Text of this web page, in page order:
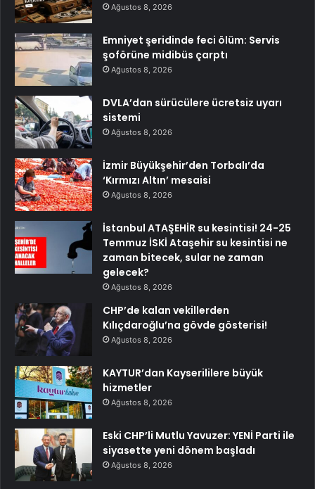
Ağustos 8, 2026
Emniyet şeridinde feci ölüm: Servis
şoförüne midibüs çarptı
Ağustos 8, 2026
DVLA’dan sürücülere ücretsiz uyarı
sistemi
Ağustos 8, 2026
İzmir Büyükşehir’den Torbalı’da
‘Kırmızı Altın’ mesaisi
Ağustos 8, 2026
İstanbul ATAŞEHİR su kesintisi! 24-25
Temmuz İSKİ Ataşehir su kesintisi ne
zaman bitecek, sular ne zaman
gelecek?
Ağustos 8, 2026
CHP’de kalan vekillerden
Kılıçdaroğlu’na gövde gösterisi!
Ağustos 8, 2026
KAYTUR’dan Kayserililere büyük
hizmetler
Ağustos 8, 2026
Eski CHP’li Mutlu Yavuzer: YENİ Parti ile
siyasette yeni dönem başladı
Ağustos 8, 2026